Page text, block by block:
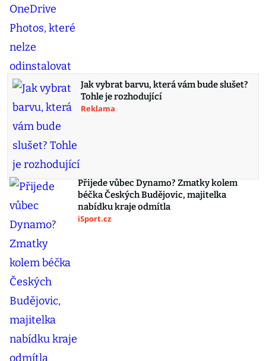
Jak vybrat barvu, která vám bude slušet?
Tohle je rozhodující
Reklama
Přijede vůbec Dynamo? Zmatky kolem
béčka Českých Budějovic, majitelka
nabídku kraje odmítla
iSport.cz